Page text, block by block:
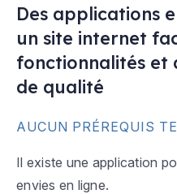
Des applications
un site internet
fonctionnalités et
de qualité
AUCUN PRÉREQUIS
Il existe une application
envies en ligne.